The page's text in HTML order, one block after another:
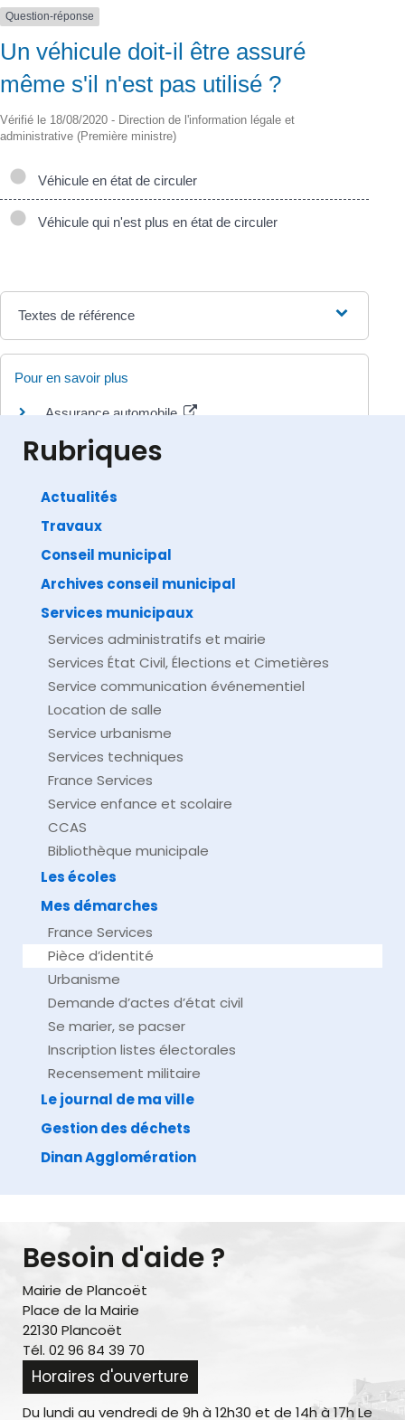
Question-réponse
Un véhicule doit-il être assuré
même s'il n'est pas utilisé ?
Vérifié le 18/08/2020 - Direction de l'information légale et
administrative (Première ministre)
Véhicule en état de circuler
Véhicule qui n'est plus en état de circuler
Textes de référence
Pour en savoir plus
Assurance automobile
Direction de l'information légale et administrative
Rubriques
Actualités
Travaux
Conseil municipal
Archives conseil municipal
Services municipaux
Services administratifs et mairie
Services État Civil, Élections et Cimetières
Service communication événementiel
Location de salle
Service urbanisme
Services techniques
France Services
Service enfance et scolaire
CCAS
Bibliothèque municipale
Les écoles
Mes démarches
France Services
Pièce d’identité
Urbanisme
Demande d’actes d’état civil
Se marier, se pacser
Inscription listes électorales
Recensement militaire
Le journal de ma ville
Gestion des déchets
Dinan Agglomération
Besoin d'aide ?
Mairie de Plancoët
Place de la Mairie
22130 Plancoët
Tél. 02 96 84 39 70
Horaires d'ouverture
Du lundi au vendredi de 9h à 12h30 et de 14h à 17h Le